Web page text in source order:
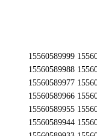
15560589999 15560589998 15560589997 15560589996 15560589995 15560589994 15560589993 15560589992 15560589991 15560589990 15560589989 15560589988 15560589987 15560589986 15560589985 15560589984 15560589983 15560589982 15560589981 15560589980 15560589979 15560589978 15560589977 15560589976 15560589975 15560589974 15560589973 15560589972 15560589971 15560589970 15560589969 15560589968 15560589967 15560589966 15560589965 15560589964 15560589963 15560589962 15560589961 15560589960 15560589959 15560589958 15560589957 15560589956 15560589955 15560589954 15560589953 15560589952 15560589951 15560589950 15560589949 15560589948 15560589947 15560589946 15560589945 15560589944 15560589943 15560589942 15560589941 15560589940 15560589939 15560589938 15560589937 15560589936 15560589935 15560589934 15560589933 15560589932 15560589931 15560589930 15560589929 15560589928 15560589927 15560589926 15560589925 15560589924 15560589923 15560589922 15560589921 15560589920 15560589919 15560589918 15560589917 15560589916 15560589915 15560589914 15560589913 15560589912 15560589911 15560589910 15560589909 15560589908 15560589907 15560589906 15560589905 15560589904 15560589903 15560589902 15560589901 15560589900 15560589899